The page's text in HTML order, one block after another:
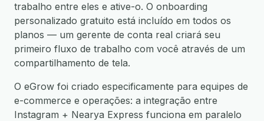
trabalho entre eles e ative-o. O onboarding
personalizado gratuito está incluído em todos os
planos — um gerente de conta real criará seu
primeiro fluxo de trabalho com você através de um
compartilhamento de tela.
O eGrow foi criado especificamente para equipes de
e-commerce e operações: a integração entre
Instagram + Nearya Express funciona em paralelo